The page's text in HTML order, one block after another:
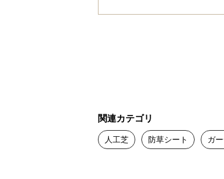
人工芝下
関連カテゴリ
人工芝 防草シート ガ